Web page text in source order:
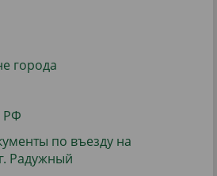
города
РФ
по въезду на
Радужный